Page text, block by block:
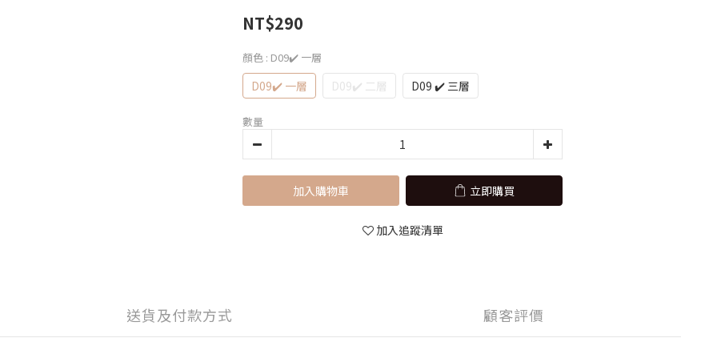
NT$290
顏色 : D09✔️ 一層
D09✔️ 一層 D09✔️ 二層 D09 ✔️ 三層
數量
加入購物車 立即購買
加入追蹤清單
送貨及付款方式 顧客評價